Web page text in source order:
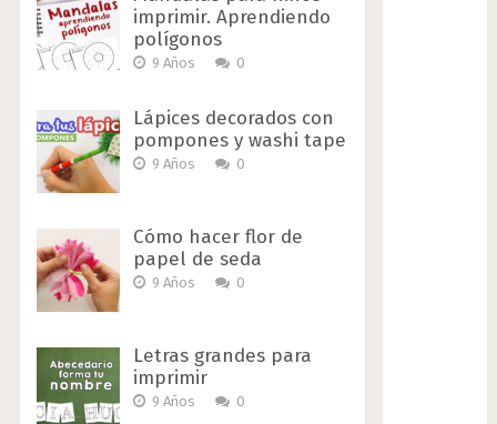
imprimir. Aprendiendo
polígonos
9 Años 0
Lápices decorados con
pompones y washi tape
9 Años 0
Cómo hacer flor de
papel de seda
9 Años 0
Letras grandes para
imprimir
9 Años 0